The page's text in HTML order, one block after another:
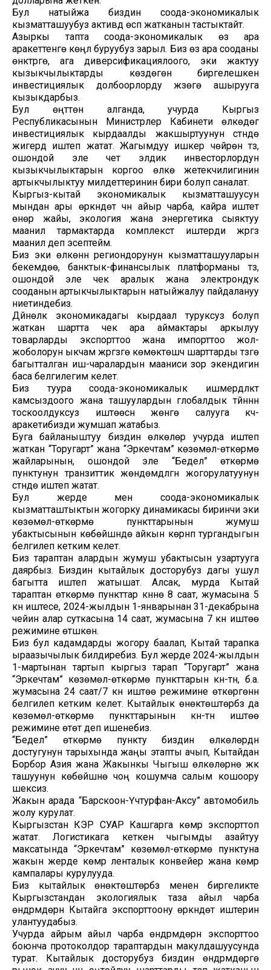
Бул натыйжа биздин соода-экономикалык
кызматташуубуз активдүү өсүп жатканын тастыктайт.
Азыркы тапта соода-экономикалык өз ара
аракеттенүүгө көңүл буруубуз зарыл. Биз өз ара сооданы
өнүктүрүүгө, ага диверсификациялоого, эки жактуу
кызыкчылыктарды көздөгөн биргелешкен
инвестициялык долбоорлорду жүзөгө ашырууга
кызыкдарбыз.
Бул өңүттөн алганда, учурда Кыргыз
Республикасынын Министрлер Кабинети өлкөдөгү
инвестициялык кырдаалды жакшыртуунун үстүндө
жигердүү иштеп жатат. Жагымдуу ишкер чөйрөнү түзүү,
ошондой эле чет элдик инвесторлордун
кызыкчылыктарын коргоо өлкө жетекчилигинин
артыкчылыктуу милдеттеринин бири болуп саналат.
Кыргыз-кытай экономикалык кызматташуусун
мындан ары өркүндөтүү үчүн айыр чарба, кайра иштетүү
өнөр жайы, экология жана энергетика сыяктуу
маанилүү тармактарда комплекстүү иштерди жүргүзүү
маанилүү деп эсептейм.
Биз эки өлкөнүн региондорунун кызматташууларын
бекемдөө, банктык-финансылык платформаны түзүү,
ошондой эле чек аралык жана электрондук
сооданын артыкчылыктарын натыйжалуу пайдалануу
ниетиндебиз.
Дүйнөлүк экономикадагы кырдаал туруксуз болуп
жаткан шартта чек ара аймактары аркылуу
товарларды экспорттоо жана импорттоо жол-
жоболорун ыкчам жүргүзүүгө көмөктөшүүчү шарттарды түзүүгө
багытталган иш-чаралардын мааниси зор экендигин
баса белгилегим келет.
Биз туура соода-экономикалык ишмердүүлүктү
камсыздоого жана ташуулардын глобалдык түйүнүнүн
тоскоолдуксуз иштөөсүн жөнгө салууга күч-
аракетибизди жумшап жатабыз.
Буга байланыштуу биздин өлкөлөр учурда иштеп
жаткан “Торугарт” жана “Эркечтам” көзөмөл-өткөрмө
жайларынын, ошондой эле “Бедел” өткөрмө
пунктунун транзиттик жөндөмдүүлүгүн жогорулатуунун
үстүндө иштеп жатат.
Бул жерде мен соода-экономикалык
кызматташтыктын жогорку динамикасы биринчи эки
көзөмөл-өткөрмө пункттарынын жумуш
убактысынын көбөйүшүндө айкын көрүнүп тургандыгын
белгилеп кетким келет.
Биз тараптан алардын жумуш убактысын узартууга
даярбыз. Биздин кытайлык досторубуз дагы ушул
багытта иштеп жатышат. Алсак, мурда Кытай
тараптан өткөрмө пункттар күнүнө 8 саат, жумасына 5
күн иштесе, 2024-жылдын 1-январынан 31-декабрына
чейин алар суткасына 14 саат, жумасына 7 күн иштөө
режимине өтүшкөн.
Биз бул кадамдарды жогору баалап, Кытай тарапка
ыраазычылык билдиребиз. Бул жерде 2024-жылдын
1-мартынан тартып кыргыз тарап “Торугарт” жана
“Эркечтам” көзөмөл-өткөрмө пункттарын күнү-түнү, б.а.
жумасына 24 саат/7 күн иштөө режимине өткөргөнүн
белгилеп кетким келет. Кытайлык өнөктөштөрүбүз да
көзөмөл-өткөрмө пункттарынын күнү-түнү иштөө
режимине өтөт деп ишенебиз.
“Бедел” өткөрмө пункту биздин өлкөлөрдүн
достугунун тарыхында жаңы этапты ачып, Кытайдан
Борбор Азия жана Жакынкы Чыгыш өлкөлөрүнө жүк
ташуунун көбөйүшүнө чоң кошумча салым кошоору
шексиз.
Жакын арада “Барскоон-Үчтурфан-Аксу” автомобиль
жолу курулат.
Кыргызстан КЭР СУАР Кашгарга көмүр экспорттоп
жатат. Логистикага кеткен чыгымды азайтуу
максатында “Эркечтам” көзөмөл-өткөрмө пунктуна
жакын жерде көмүр ленталык конвейер жана көмүр
кампалары курулууда.
Биз кытайлык өнөктөштөрүбүз менен биргеликте
Кыргызстандан экологиялык таза айыл чарба
өндүрүмдөрүн Кытайга экспорттоону өркүндөтүү иштерин
улантуудабыз.
Учурда айрым айыл чарба өндүрүмдөрүн экспорттоо
боюнча протоколдор тараптардын макулдашуусунда
турат. Кытайлык досторубуз биздин өндүрүмдөргө